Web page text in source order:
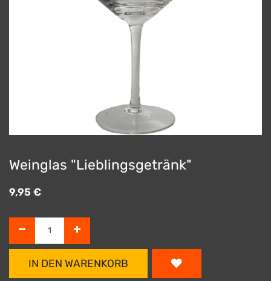
Weinglas "Lieblingsgetränk"
9,95 €
IN DEN WARENKORB